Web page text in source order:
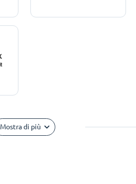
Mostra di più